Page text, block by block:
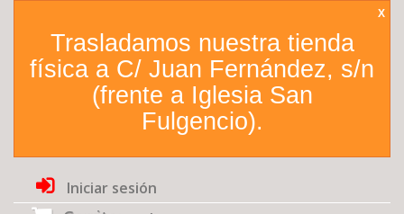
Trasladamos nuestra tienda
física a C/ Juan Fernández, s/n
(frente a Iglesia San
Fulgencio).
X
Iniciar sesión